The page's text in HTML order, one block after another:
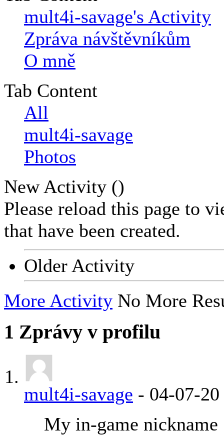
mult4i-savage's Activity
Zpráva návštěvníkům
O mně
Tab Content
All
mult4i-savage
Photos
New Activity ()
Please reload this page to
that have been created.
Older Activity
More Activity No More
1 Zprávy v profilu
mult4i-savage - 04-07-20
My in-game